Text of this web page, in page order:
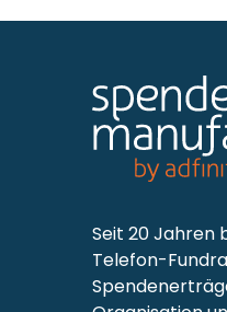
Seit 20 Jahren
Telefon-